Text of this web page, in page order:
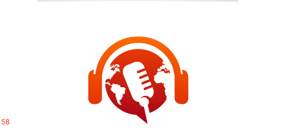
58